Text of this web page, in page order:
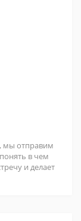
мы отправим
в чем
и делает